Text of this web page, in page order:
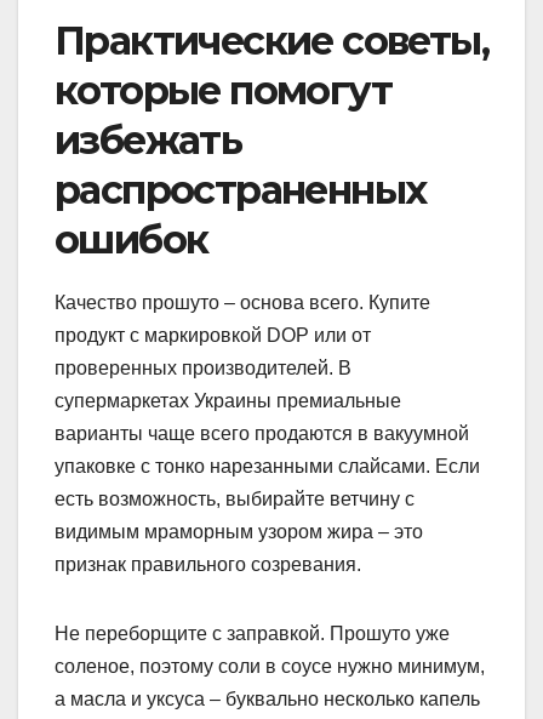
Практические советы,
которые помогут
избежать
распространенных
ошибок
Качество прошуто – основа всего. Купите
продукт с маркировкой DOP или от
проверенных производителей. В
супермаркетах Украины премиальные
варианты чаще всего продаются в вакуумной
упаковке с тонко нарезанными слайсами. Если
есть возможность, выбирайте ветчину с
видимым мраморным узором жира – это
признак правильного созревания.
Не переборщите с заправкой. Прошуто уже
соленое, поэтому соли в соусе нужно минимум,
а масла и уксуса – буквально несколько капель